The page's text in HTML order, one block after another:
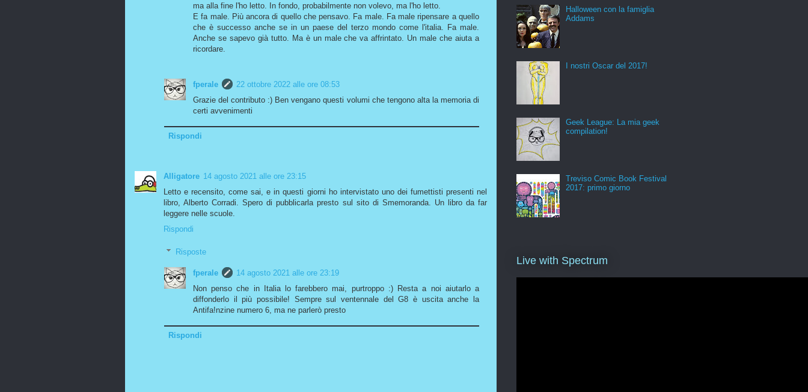
ma alla fine l'ho letto. In fondo, probabilmente non volevo, ma l'ho letto.
E fa male. Più ancora di quello che pensavo. Fa male. Fa male ripensare a quello
che è successo anche se in un paese del terzo mondo come l'italia. Fa male.
Anche se sapevo già tutto. Ma è un male che va affrintato. Un male che aiuta a
ricordare.
fperale
22 ottobre 2022 alle ore 08:53
Grazie del contributo :) Ben vengano questi volumi che tengono alta la memoria di
certi avvenimenti
Rispondi
Alligatore 14 agosto 2021 alle ore 23:15
Letto e recensito, come sai, e in questi giorni ho intervistato uno dei fumettisti presenti nel
libro, Alberto Corradi. Spero di pubblicarla presto sul sito di Smemoranda. Un libro da far
leggere nelle scuole.
Rispondi
Risposte
fperale
14 agosto 2021 alle ore 23:19
Non penso che in Italia lo farebbero mai, purtroppo :) Resta a noi aiutarlo a
diffonderlo il più possibile! Sempre sul ventennale del G8 è uscita anche la
Antifa!nzine numero 6, ma ne parlerò presto
Rispondi
Halloween con la famiglia
Addams
I nostri Oscar del 2017!
Geek League: La mia geek
compilation!
Treviso Comic Book Festival
2017: primo giorno
Live with Spectrum